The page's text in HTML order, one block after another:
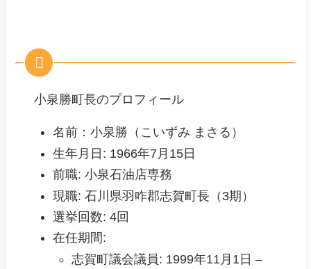
小泉勝町長のプロフィール
名前：小泉勝（こいずみ まさる）
生年月日: 1966年7月15日
前職: 小泉石油店専務
現職: 石川県羽咋郡志賀町長（3期）
選挙回数: 4回
在任期間:
志賀町議会議員: 1999年11月1日 –